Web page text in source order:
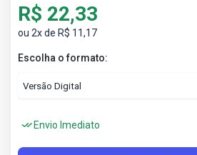
R$ 22,33
ou 2x de R$ 11,17
Escolha o formato:
Envio Imediato